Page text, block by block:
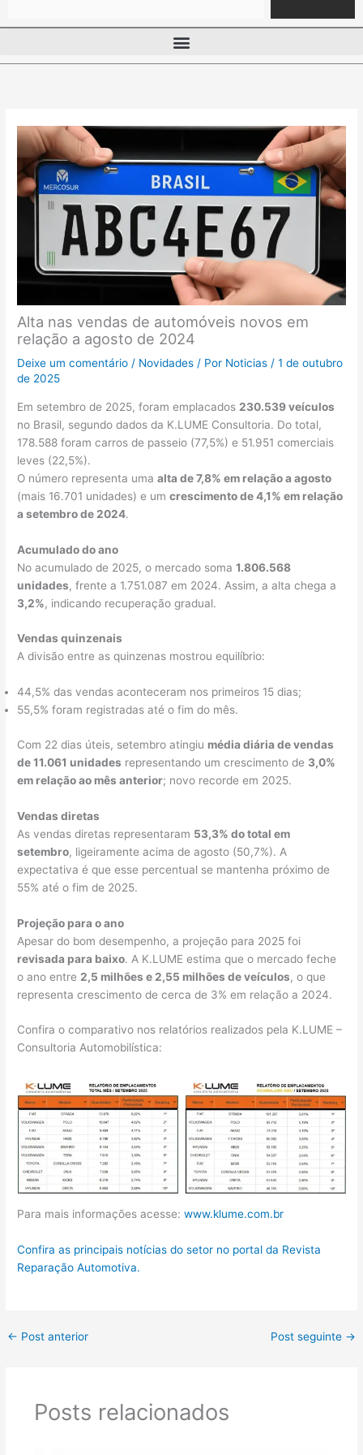
Alta nas vendas de automóveis novos em
relação a agosto de 2024
Deixe um comentário / Novidades / Por Noticias /1 de outubro
de 2025
Em setembro de 2025, foram emplacados 230.539 veículos
no Brasil, segundo dados da K.LUME Consultoria. Do total,
178.588 foram carros de passeio (77,5%) e 51.951 comerciais
leves (22,5%).
O número representa umaalta de 7,8% em relação a agosto
(mais 16.701 unidades) e umcrescimento de 4,1% em relação
a setembro de 2024.
Acumulado do ano
No acumulado de 2025, o mercado soma1.806.568
unidades, frente a 1.751.087 em 2024. Assim, a alta chega a
3,2%, indicando recuperação gradual.
Vendas quinzenais
A divisão entre as quinzenas mostrou equilíbrio:
44,5% das vendas aconteceram nos primeiros 15 dias;
55,5% foram registradas até o fim do mês.
Com 22 dias úteis, setembro atingiu média diária de vendas
de 11.061 unidades representando um crescimento de 3,0%
em relação ao mês anterior; novo recorde em 2025.
Vendas diretas
As vendas diretas representaram 53,3% do total em
setembro, ligeiramente acima de agosto (50,7%). A
expectativa é que esse percentual se mantenha próximo de
55% até o fim de 2025.
Projeção para o ano
Apesar do bom desempenho, a projeção para 2025 foi
revisada para baixo. A K.LUME estima que o mercado feche
o ano entre 2,5 milhões e 2,55 milhões de veículos, o que
representa crescimento de cerca de 3% em relação a 2024.
Confira o comparativo nos relatórios realizados pela K.LUME –
Consultoria Automobilística:
Para mais informações acesse:www.klume.com.br
Confira as principais notícias do setor no portal da Revista
Reparação Automotiva.
← Post anterior Post seguinte →
Posts relacionados